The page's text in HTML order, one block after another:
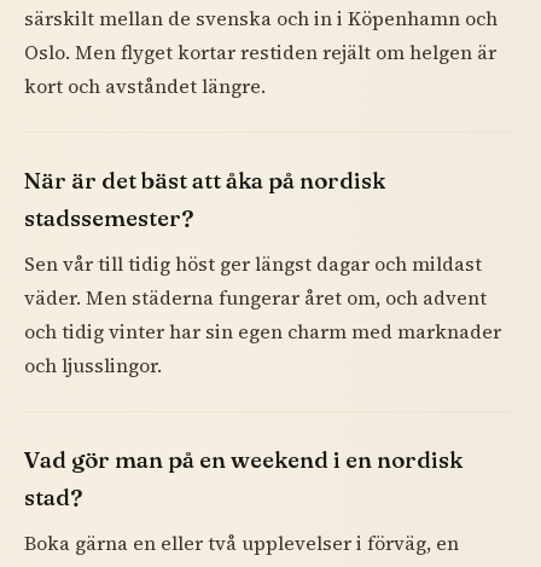
särskilt mellan de svenska och in i Köpenhamn och
Oslo. Men flyget kortar restiden rejält om helgen är
kort och avståndet längre.
När är det bäst att åka på nordisk
stadssemester?
Sen vår till tidig höst ger längst dagar och mildast
väder. Men städerna fungerar året om, och advent
och tidig vinter har sin egen charm med marknader
och ljusslingor.
Vad gör man på en weekend i en nordisk
stad?
Boka gärna en eller två upplevelser i förväg, en